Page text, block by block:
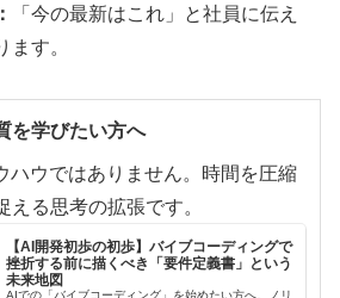
「今の最新はこれ」と社員に伝え
ます。
を学びたい方へ
ハウではありません。時間を圧縮
える思考の拡張です。
【AI開発初歩の初歩】バイブコーディングで
挫折する前に描くべき「要件定義書」という
未来地図
AIでの「バイブコーディング」を始めたい方へ。ノリ